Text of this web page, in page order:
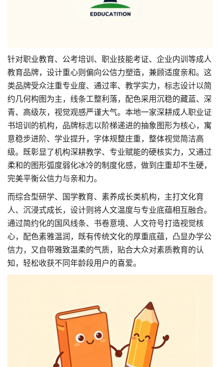
针对职业教育、公考培训、职业技能考证、企业内训等成人
教育品牌，设计重心则偏向公信力塑造，兼顾适度亲和。这
类品牌受众注重专业度、通过率、教学实力，标志设计以简
约几何构图为主，线条工整利落，配色采用沉稳的藏蓝、深
青、高级灰，视觉观感严谨大气。本地一家深耕成人职业证
书培训的机构，品牌标志以阶梯递进的抽象图形为核心，寓
意稳步进阶、学业提升，字体规整庄重，整体视觉简洁高
级。既彰显了机构深耕教学、专业赋能的硬核实力，又通过
柔和的图形弧度弱化冰冷的制度化感，做到庄重却不生硬，
完美平衡公信力与亲和力。
而综合型研学、国学教育、素养成长类机构，主打文化育
人、沉浸式成长，设计则将人文温度与专业底蕴相互融合。
通过简约化的国风线条、书卷意境、人文符号打造视觉核
心，配色素雅温润，既有传统文化的厚重底蕴，凸显办学公
信力，又自带雅致温柔的气质，贴合大众对素质教育的认
知，轻松收获不同年龄段用户的喜爱。